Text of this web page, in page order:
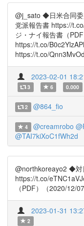
@j_sato ◆日米合同
党派報告書 https://
ジ・ナイ報告書（
https://t.co/
https://t.co/
2023-02-01
3 6 0.000
2 @864_fio
4 @creamrobo
@TAI7kiXoC1fWh2d
@northkoreayo2 ◆対
https://t.co/
（PDF）（2020/12/
2023-01-31
2